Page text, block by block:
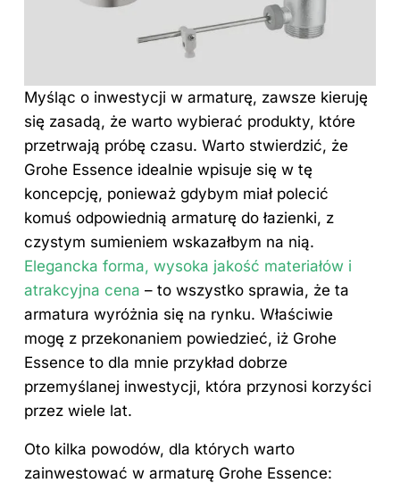
Myśląc o inwestycji w armaturę, zawsze kieruję
się zasadą, że warto wybierać produkty, które
przetrwają próbę czasu. Warto stwierdzić, że
Grohe Essence idealnie wpisuje się w tę
koncepcję, ponieważ gdybym miał polecić
komuś odpowiednią armaturę do łazienki, z
czystym sumieniem wskazałbym na nią.
Elegancka forma, wysoka jakość materiałów i
atrakcyjna cena – to wszystko sprawia, że ta
armatura wyróżnia się na rynku. Właściwie
mogę z przekonaniem powiedzieć, iż Grohe
Essence to dla mnie przykład dobrze
przemyślanej inwestycji, która przynosi korzyści
przez wiele lat.
Oto kilka powodów, dla których warto
zainwestować w armaturę Grohe Essence: